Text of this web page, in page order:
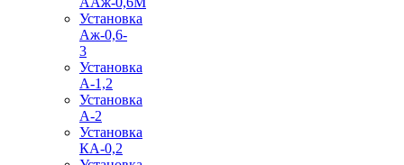
Установка
Аж-0,6-
3
Установка
А-1,2
Установка
А-2
Установка
КА-0,2